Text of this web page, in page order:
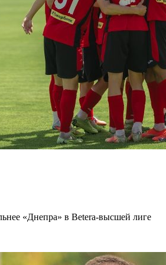
«Днепра» в Betera-высшей лиге